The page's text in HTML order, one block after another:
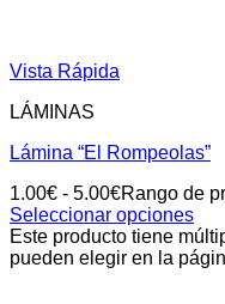
Vista Rápida
LÁMINAS
Lámina “El Rompeolas”
1.00€ - 5.00€Rango de
Seleccionar opciones
Este producto tiene
pueden elegir en la